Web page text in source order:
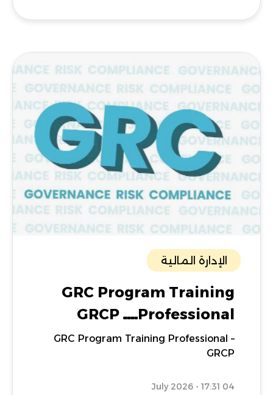
الإدارة المالية
GRC Program Training
Professionalــــ GRCP
GRC Program Training Professional –
GRCP
04 July 2026 - 17:31